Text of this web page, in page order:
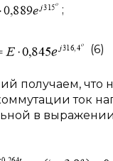
;
(6)
получаем,
ток
в выражении